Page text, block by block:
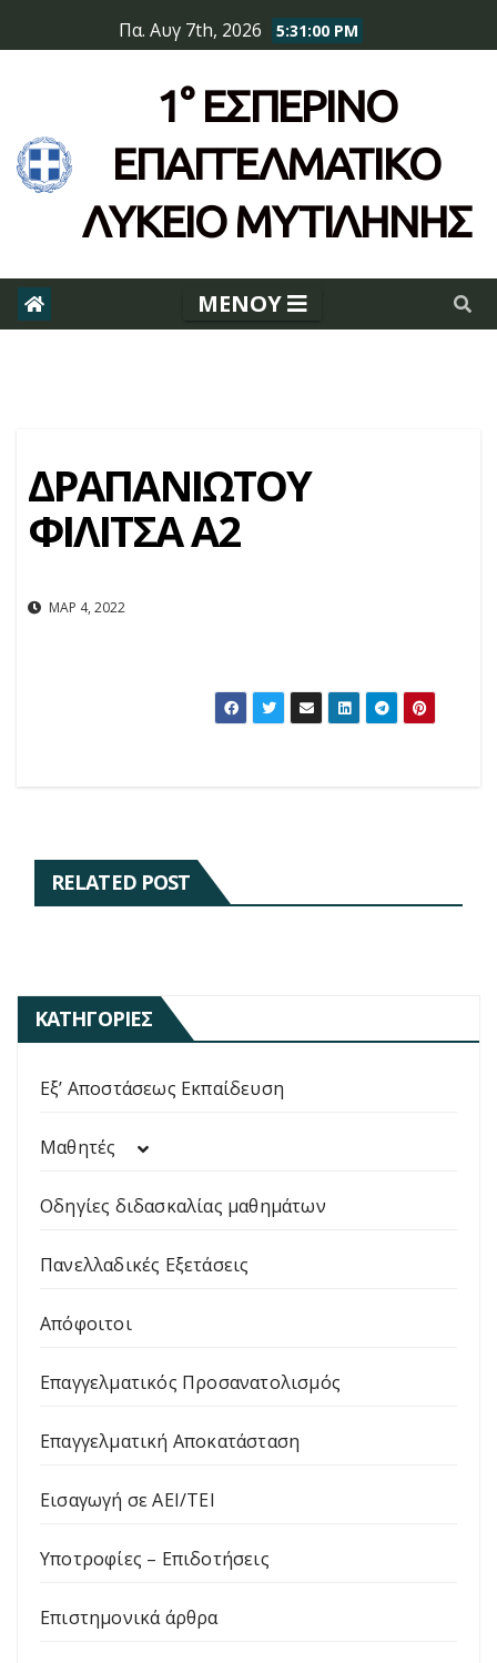
to
Πα. Αυγ 7th, 2026 5:31:01 PM
1° ΕΣΠΕΡΙΝΌ
ΕΠΆΓΓΕΛΜΑΤΙΚΟ
ΛΥΚΕΙΟ ΜΥΤΙΛΗΝΗΣ
ΔΡΑΠΑΝΙΩΤΟΥ
ΦΙΛΙΤΣΑ Α2
ΜΑΡ 4, 2022
RELATED POST
ΚΑΤΗΓΟΡΊΕΣ
Εξ’ Αποστάσεως Εκπαίδευση
Μαθητές
Οδηγίες διδασκαλίας μαθημάτων
Πανελλαδικές Εξετάσεις
Απόφοιτοι
Επαγγελματικός Προσανατολισμός
Επαγγελματική Αποκατάσταση
Εισαγωγή σε ΑΕΙ/ΤΕΙ
Υποτροφίες – Επιδοτήσεις
Επιστημονικά άρθρα